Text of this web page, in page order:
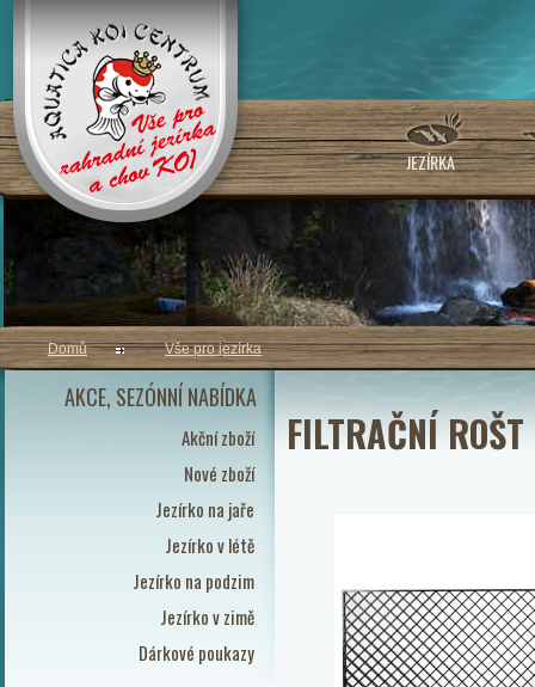
JEZÍRKA
AKCE, SEZÓNNÍ NABÍDKA
Akční zboží
Nové zboží
Jezírko na jaře
Jezírko v létě
Jezírko na podzim
Jezírko v zimě
Dárkové poukazy
Domů Vše pro jezírka
FILTRAČNÍ